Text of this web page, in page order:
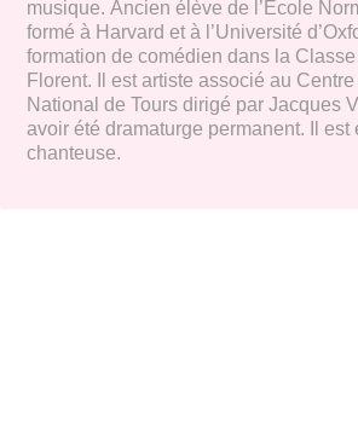
musique. Ancien élève de l’École
formé à Harvard et à l’Université
formation de comédien dans la
Florent. Il est artiste associé au
National de Tours dirigé par Jacques
avoir été dramaturge permanent. Il est
chanteuse.